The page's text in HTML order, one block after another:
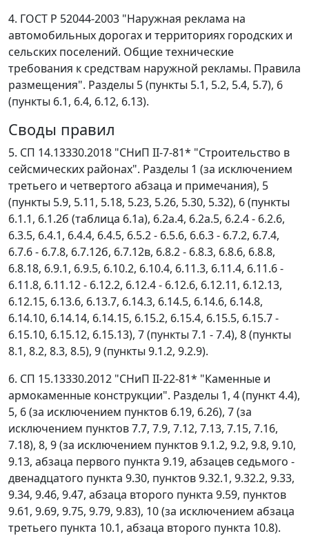
4. ГОСТ Р 52044-2003 "Наружная реклама на
автомобильных дорогах и территориях городских и
сельских поселений. Общие технические
требования к средствам наружной рекламы. Правила
размещения". Разделы 5 (пункты 5.1, 5.2, 5.4, 5.7), 6
(пункты 6.1, 6.4, 6.12, 6.13).
Своды правил
5. СП 14.13330.2018 "СНиП II-7-81* "Строительство в
сейсмических районах". Разделы 1 (за исключением
третьего и четвертого абзаца и примечания), 5
(пункты 5.9, 5.11, 5.18, 5.23, 5.26, 5.30, 5.32), 6 (пункты
6.1.1, 6.1.2б (таблица 6.1а), 6.2а.4, 6.2а.5, 6.2.4 - 6.2.6,
6.3.5, 6.4.1, 6.4.4, 6.4.5, 6.5.2 - 6.5.6, 6.6.3 - 6.7.2, 6.7.4,
6.7.6 - 6.7.8, 6.7.12б, 6.7.12в, 6.8.2 - 6.8.3, 6.8.6, 6.8.8,
6.8.18, 6.9.1, 6.9.5, 6.10.2, 6.10.4, 6.11.3, 6.11.4, 6.11.6 -
6.11.8, 6.11.12 - 6.12.2, 6.12.4 - 6.12.6, 6.12.11, 6.12.13,
6.12.15, 6.13.6, 6.13.7, 6.14.3, 6.14.5, 6.14.6, 6.14.8,
6.14.10, 6.14.14, 6.14.15, 6.15.2, 6.15.4, 6.15.5, 6.15.7 -
6.15.10, 6.15.12, 6.15.13), 7 (пункты 7.1 - 7.4), 8 (пункты
8.1, 8.2, 8.3, 8.5), 9 (пункты 9.1.2, 9.2.9).
6. СП 15.13330.2012 "СНиП II-22-81* "Каменные и
армокаменные конструкции". Разделы 1, 4 (пункт 4.4),
5, 6 (за исключением пунктов 6.19, 6.26), 7 (за
исключением пунктов 7.7, 7.9, 7.12, 7.13, 7.15, 7.16,
7.18), 8, 9 (за исключением пунктов 9.1.2, 9.2, 9.8, 9.10,
9.13, абзаца первого пункта 9.19, абзацев седьмого -
двенадцатого пункта 9.30, пунктов 9.32.1, 9.32.2, 9.33,
9.34, 9.46, 9.47, абзаца второго пункта 9.59, пунктов
9.61, 9.69, 9.75, 9.79, 9.83), 10 (за исключением абзаца
третьего пункта 10.1, абзаца второго пункта 10.8).